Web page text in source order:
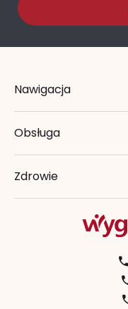
Nawigacja
Obsługa
Zdrowie